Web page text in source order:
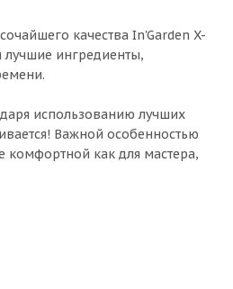
качества In'Garden X-
лучшие ингредиенты,
использованию лучших
Важной особенностью
комфортной как для мастера,